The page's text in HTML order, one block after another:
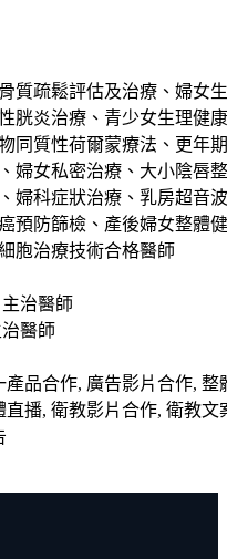
質疏鬆評估及治療、婦女
胱炎治療、青少女生理健
同質性荷爾蒙療法、更年
婦女私密治療、大小陰唇
婦科症狀治療、乳房超音
預防篩檢、產後婦女整體
胞治療技術合格醫師
治醫師
醫師
產品合作, 廣告影片合作, 整
直播, 衛教影片合作, 衛教文